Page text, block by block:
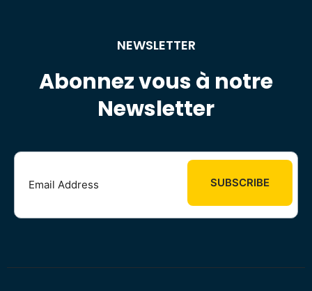
NEWSLETTER
Abonnez vous à notre
Newsletter